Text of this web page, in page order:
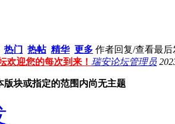
热门 热帖 精华 更多 作者回复/查看最后
欢迎您的每次到来！ 瑞安论坛管理员
版块或指定的范围内尚无主题